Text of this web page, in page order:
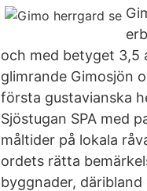
och med betyget 3,5
glimrande Gimosjön
första gustavianska
Sjöstugan SPA med
måltider på lokala
ordets rätta
byggnader,